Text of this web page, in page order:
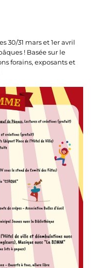
30/31 mars et 1er avril
! Basée sur le
forains, exposants et